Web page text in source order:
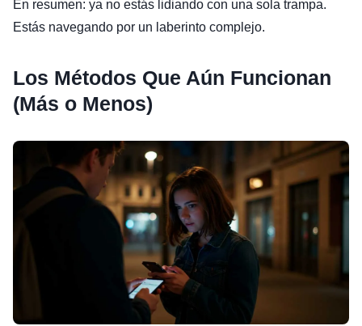
En resumen: ya no estás lidiando con una sola trampa.
Estás navegando por un laberinto complejo.
Los Métodos Que Aún Funcionan
(Más o Menos)